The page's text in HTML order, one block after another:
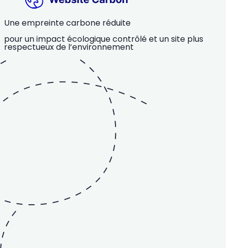
Une empreinte carbone réduite
pour un impact écologique contrôlé et un site plus
respectueux de l’environnement